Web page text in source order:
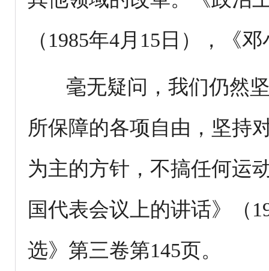
（1985年4月15日），《
毫无疑问，我们仍然
所保障的各项自由，坚持
为主的方针，不搞任何运
国代表会议上的讲话》（
选》第三卷第145页。